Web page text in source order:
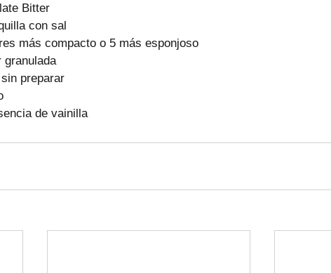
Bitter
con sal
más compacto o 5 más esponjoso
granulada
preparar
de vainilla